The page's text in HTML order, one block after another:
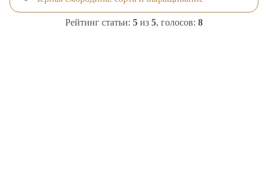
Рейтинг статьи: 5 из 5, голосов: 8